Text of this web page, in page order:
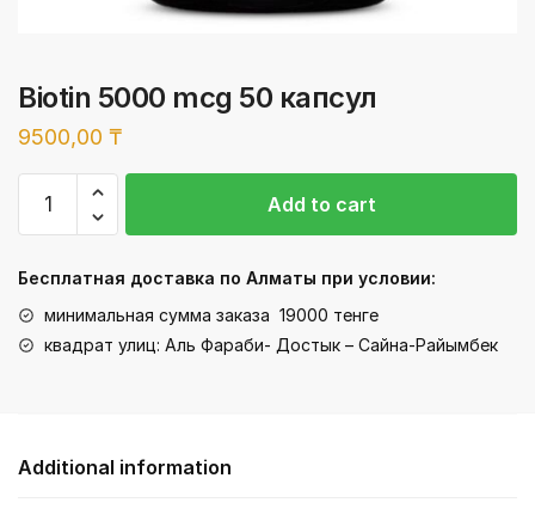
Biotin 5000 mcg 50 капсул
9500,00 ₸
5000
50
quantity
Add to cart
Бесплатная доставка по Алматы при условии:
минимальная сумма заказа 19000 тенге
квадрат улиц: Аль Фараби- Достык – Сайна-Райымбек
Additional information